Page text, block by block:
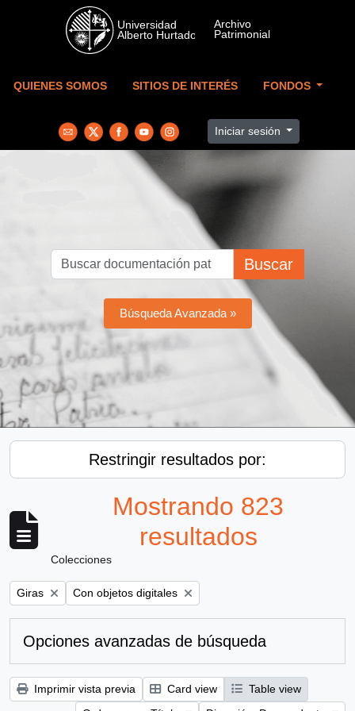
Skip to main content
QUIENES SOMOS SITIOS DE INTERÉS FONDOS
Iniciar sesión
Buscar
Búsqueda Avanzada »
Restringir resultados por:
Mostrando 823
resultados
Colecciones
Remove filter:
Giras Remove filter:
Con objetos digitales
Opciones avanzadas de búsqueda
Imprimir vista previa Card view
Table view